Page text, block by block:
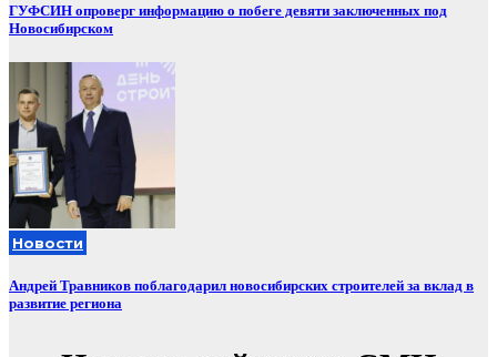
ГУФСИН опроверг информацию о побеге девяти заключенных под
Новосибирском
Новости
Андрей Травников поблагодарил новосибирских строителей за вклад в
развитие региона